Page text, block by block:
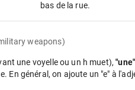
bas de la rue.
weapons)
une voyelle ou un h muet),"une"
En général, on ajoute un "e" à